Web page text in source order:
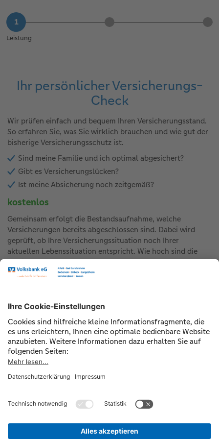
Leistung
Ihr persönlicher Versicherungs-
Check
Wir prüfen einfach und bequem Ihren Versicherungsstand.
So erfahren Sie, was Sie wirklich brauchen und wie gut der
bisherige Versicherungsschutz ist.
Sind meine Familie und ich optimal abgesichert?
Gibt es Versicherungslücken?
Ist meine Absicherung noch zeitgemäß?
kostenlos
Gemeinsam erfolgt die Bestandsaufnahme, welche
Versicherungen bereits abgeschlossen sind. Dabei wird
geprüft, ob Ihre Versicherungssituation noch Ihrer
aktuellen Lebenssituation entspricht. Wie hoch sind die
Versicherungssummen? Bestehen Versorgungslücken?
Nutzen Sie staatliche Förderungen, wie die zur
Weiterhin werden Einsparpotentiale analysiert und das
Zum kostenlosen Versicherungs-Check